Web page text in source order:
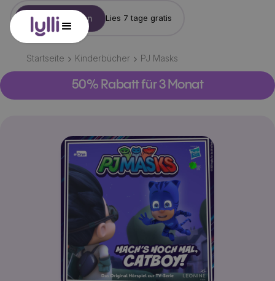
Konto erstellen Lies 7 tage gratis
Startseite Kinderbücher PJ Masks
50% Rabatt für 3 Monat